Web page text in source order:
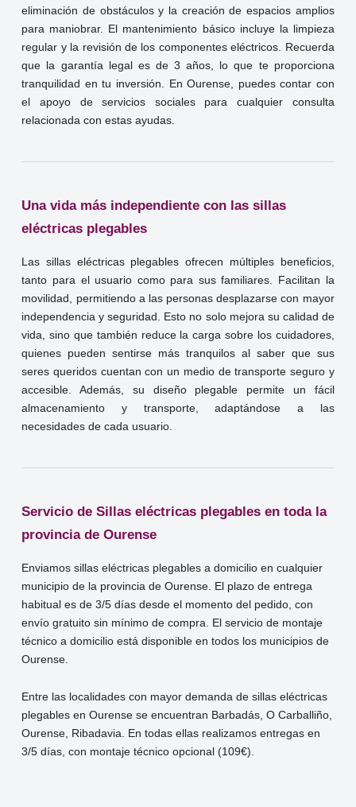
eliminación de obstáculos y la creación de espacios amplios
para maniobrar. El mantenimiento básico incluye la limpieza
regular y la revisión de los componentes eléctricos. Recuerda
que la garantía legal es de 3 años, lo que te proporciona
tranquilidad en tu inversión. En Ourense, puedes contar con
el apoyo de servicios sociales para cualquier consulta
relacionada con estas ayudas.
Una vida más independiente con las sillas
eléctricas plegables
Las sillas eléctricas plegables ofrecen múltiples beneficios,
tanto para el usuario como para sus familiares. Facilitan la
movilidad, permitiendo a las personas desplazarse con mayor
independencia y seguridad. Esto no solo mejora su calidad de
vida, sino que también reduce la carga sobre los cuidadores,
quienes pueden sentirse más tranquilos al saber que sus
seres queridos cuentan con un medio de transporte seguro y
accesible. Además, su diseño plegable permite un fácil
almacenamiento y transporte, adaptándose a las
necesidades de cada usuario.
Servicio de Sillas eléctricas plegables en toda la
provincia de Ourense
Enviamos sillas eléctricas plegables a domicilio en cualquier
municipio de la provincia de Ourense. El plazo de entrega
habitual es de 3/5 días desde el momento del pedido, con
envío gratuito sin mínimo de compra. El servicio de montaje
técnico a domicilio está disponible en todos los municipios de
Ourense.
Entre las localidades con mayor demanda de sillas eléctricas
plegables en Ourense se encuentran Barbadás, O Carballiño,
Ourense, Ribadavia. En todas ellas realizamos entregas en
3/5 días, con montaje técnico opcional (109€).